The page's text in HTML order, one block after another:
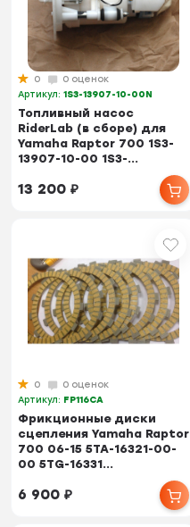
0
0 оценок
Артикул:1S3-13907-10-00N
Топливный насос
RiderLab (в сборе) для
Yamaha Raptor 700 1S3-
13907-10-00 1S3-...
13 200₽
0
0 оценок
Артикул: FP116CA
Фрикционные диски
сцепления Yamaha Raptor
700 06-15 5TA-16321-00-
00 5TG-16331...
6 900₽